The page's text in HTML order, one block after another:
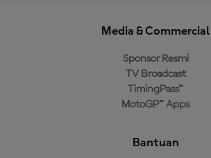
Media & Commercial
Sponsor Resmi
TV Broadcast
TimingPass™
MotoGP™ Apps
Bantuan